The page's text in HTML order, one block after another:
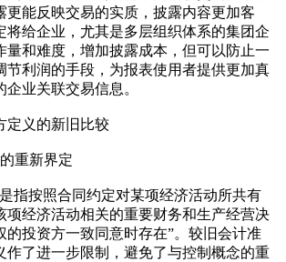
更能反映交易的实质，披露内容更加客
将给企业，尤其是多层组织体系的集团企
量和难度，增加披露成本，但可以防止一
节利润的手段，为报表使用者提供更加真
业关联交易信息。
义的新旧比较
重新界定
按照合同约定对某项经济活动所共有
项经济活动相关的重要财务和生产经营决
的投资方一致同意时存在”。较旧会计准
作了进一步限制，避免了与控制概念的重